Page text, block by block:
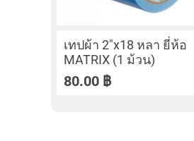
เทปผ้า 2″x18 หลา ยี่ห้อ
MATRIX (1 ม้วน)
80.00 ฿